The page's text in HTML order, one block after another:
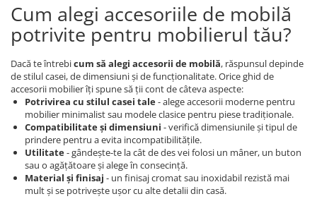
Cum alegi accesoriile de mobilă
potrivite pentru mobilierul tău?
Dacă te întrebicum să alegi accesorii de mobilă, răspunsul depinde
de stilul casei, de dimensiuni și de funcționalitate. Orice ghid de
accesorii mobilier îți spune să ții cont de câteva aspecte:
Potrivirea cu stilul casei tale- alege accesorii moderne pentru
mobilier minimalist sau modele clasice pentru piese tradiționale.
Compatibilitate și dimensiuni - verifică dimensiunile și tipul de
prindere pentru a evita incompatibilitățile.
Utilitate- gândește-te la cât de des vei folosi un mâner, un buton
sau o agățătoare și alege în consecință.
Material și finisaj - un finisaj cromat sau inoxidabil rezistă mai
mult și se potrivește ușor cu alte detalii din casă.